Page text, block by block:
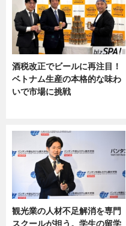
酒税改正でビールに再注目！
ベトナム生産の本格的な味わ
いで市場に挑戦
観光業の人材不足解消を専門
スクールが担う。学生の留学